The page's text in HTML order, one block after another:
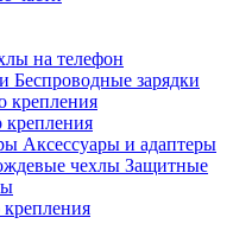
на телефон
Беспроводные зарядки
крепления
крепления
Аксессуары и адаптеры
Защитные